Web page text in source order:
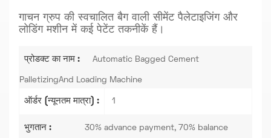
गाचन ग्रुप की स्वचालित बैग वाली सीमेंट पैलेटाइजिंग और
लोडिंग मशीन में कई पेटेंट तकनीकें हैं।
प्रोडक्ट का नाम : Automatic Bagged Cement
PalletizingAnd Loading Machine
ऑर्डर (न्यूनतम मात्रा) : 1
भुगतान : 30% advance payment, 70% balance